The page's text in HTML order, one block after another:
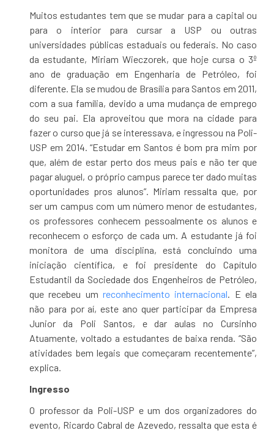
Muitos estudantes tem que se mudar para a capital ou
para o interior para cursar a USP ou outras
universidades públicas estaduais ou federais. No caso
da estudante, Miriam Wieczorek, que hoje cursa o 3º
ano de graduação em Engenharia de Petróleo, foi
diferente. Ela se mudou de Brasília para Santos em 2011,
com a sua família, devido a uma mudança de emprego
do seu pai. Ela aproveitou que mora na cidade para
fazer o curso que já se interessava, e ingressou na Poli-
USP em 2014. “Estudar em Santos é bom pra mim por
que, além de estar perto dos meus pais e não ter que
pagar aluguel, o próprio campus parece ter dado muitas
oportunidades pros alunos”. Miriam ressalta que, por
ser um campus com um número menor de estudantes,
os professores conhecem pessoalmente os alunos e
reconhecem o esforço de cada um. A estudante já foi
monitora de uma disciplina, está concluindo uma
iniciação científica, e foi presidente do Capítulo
Estudantil da Sociedade dos Engenheiros de Petróleo,
que recebeu um reconhecimento internacional. E ela
não para por aí, este ano quer participar da Empresa
Junior da Poli Santos, e dar aulas no Cursinho
Atuamente, voltado a estudantes de baixa renda. “São
atividades bem legais que começaram recentemente”,
explica.
Ingresso
O professor da Poli-USP e um dos organizadores do
evento, Ricardo Cabral de Azevedo, ressalta que esta é